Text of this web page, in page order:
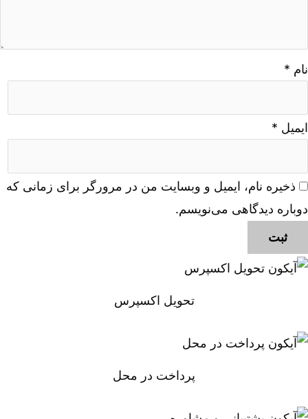
نام *
ایمیل *
ذخیره نام، ایمیل و وبسایت من در مرورگر برای زمانی که
دوباره دیدگاهی می‌نویسم.
تحویل اکسپرس
پرداخت در محل